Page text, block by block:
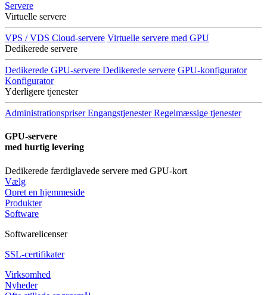
Servere
Virtuelle servere
VPS / VDS Cloud-servere Virtuelle servere med GPU
Dedikerede servere
Dedikerede GPU-servere Dedikerede servere GPU-konfigurator
Konfigurator
Yderligere tjenester
Administrationspriser Engangstjenester Regelmæssige tjenester
GPU-servere
med hurtig levering
Dedikerede færdiglavede servere med GPU-kort
Vælg
Opret en hjemmeside
Produkter
Software
Softwarelicenser
SSL-certifikater
Virksomhed
Nyheder